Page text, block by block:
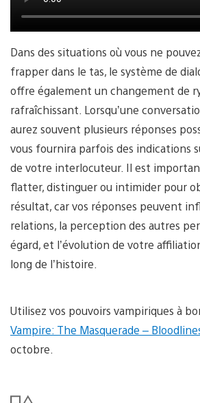
Dans des situations où vous ne
frapper dans le tas, le système de
offre également un changement de
rafraîchissant. Lorsqu’une
aurez souvent plusieurs réponses
vous fournira parfois des indications
de votre interlocuteur. Il est
flatter, distinguer ou intimider pour
résultat, car vos réponses peuvent
relations, la perception des autres
égard, et l’évolution de votre
long de l’histoire.
Utilisez vos pouvoirs vampiriques à
Vampire: The Masquerade –
octobre.